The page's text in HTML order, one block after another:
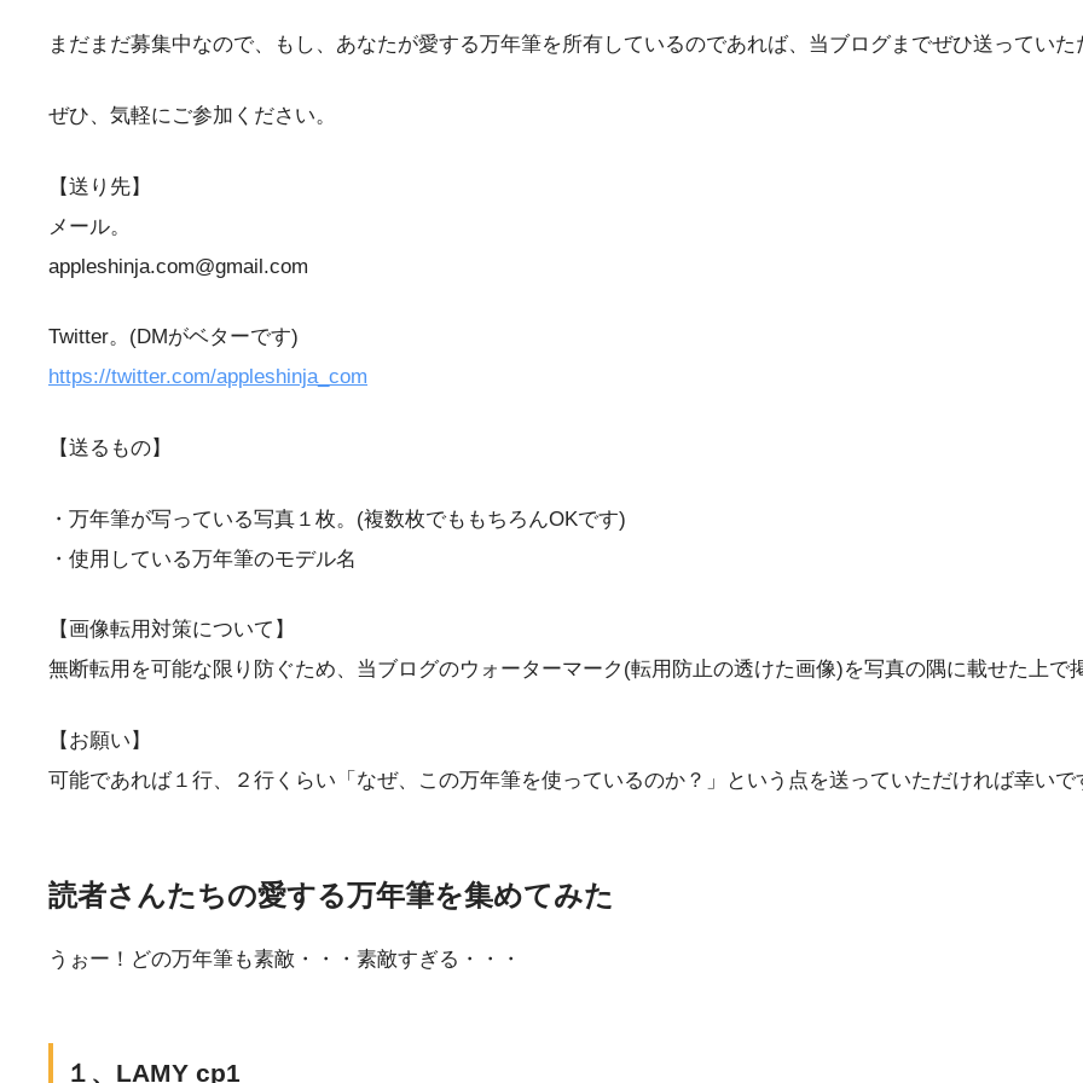
まだまだ募集中なので、もし、あなたが愛する万年筆を所有しているのであれば、当ブログまでぜひ送っていた
ぜひ、気軽にご参加ください。
【送り先】
メール。
appleshinja.com@gmail.com
Twitter。(DMがベターです)
https://twitter.com/appleshinja_com
【送るもの】
・万年筆が写っている写真１枚。(複数枚でももちろんOKです)
・使用している万年筆のモデル名
【画像転用対策について】
無断転用を可能な限り防ぐため、当ブログのウォーターマーク(転用防止の透けた画像)を写真の隅に載せた上で
【お願い】
可能であれば１行、２行くらい「なぜ、この万年筆を使っているのか？」という点を送っていただければ幸いで
読者さんたちの愛する万年筆を集めてみた
うぉー！どの万年筆も素敵・・・素敵すぎる・・・
１、LAMY cp1